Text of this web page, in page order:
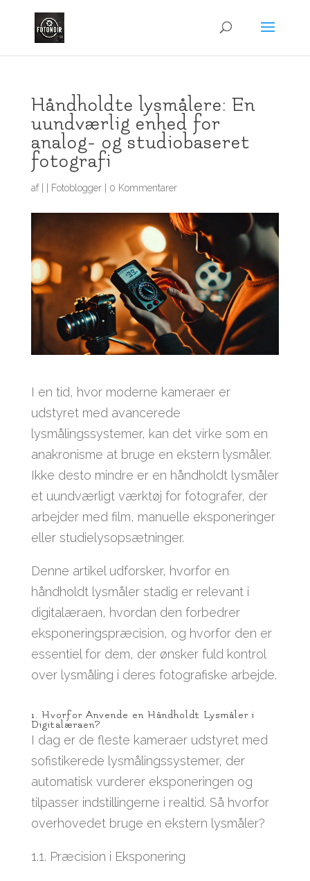
Håndholdte lysmålere: En
uundværlig enhed for
analog- og studiobaseret
fotografi
af Fotoblogger| 0 Kommentarer
I en tid, hvor moderne kameraer er
udstyret med avancerede
lysmålingssystemer, kan det virke som en
anakronisme at bruge en ekstern lysmåler.
Ikke desto mindre er en håndholdt lysmåler
et uundværligt værktøj for fotografer, der
arbejder med film, manuelle eksponeringer
eller studielysopsætninger.
Denne artikel udforsker, hvorfor en
håndholdt lysmåler stadig er relevant i
digitalæraen, hvordan den forbedrer
eksponeringspræcision, og hvorfor den er
essentiel for dem, der ønsker fuld kontrol
over lysmåling i deres fotografiske arbejde.
1. Hvorfor Anvende en Håndholdt Lysmåler i
Digitalæraen?
I dag er de fleste kameraer udstyret med
sofistikerede lysmålingssystemer, der
automatisk vurderer eksponeringen og
tilpasser indstillingerne i realtid. Så hvorfor
overhovedet bruge en ekstern lysmåler?
1.1. Præcision i Eksponering